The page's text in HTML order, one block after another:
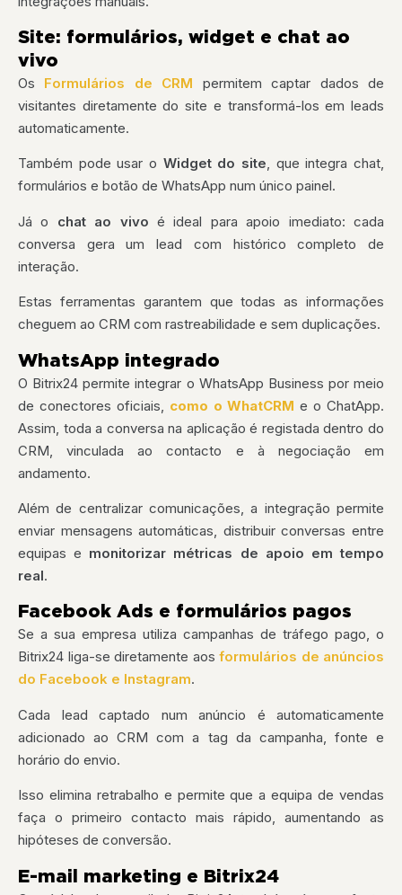
Site: formulários, widget e chat ao
vivo
Os Formulários de CRM permitem captar dados de
visitantes diretamente do site e transformá-los em leads
automaticamente.
Também pode usar o Widget do site, que integra chat,
formulários e botão de WhatsApp num único painel.
Já o chat ao vivo é ideal para apoio imediato: cada
conversa gera um lead com histórico completo de
interação.
Estas ferramentas garantem que todas as informações
cheguem ao CRM com rastreabilidade e sem duplicações.
WhatsApp integrado
O Bitrix24 permite integrar o WhatsApp Business por meio
de conectores oficiais, como o WhatCRM e o ChatApp.
Assim, toda a conversa na aplicação é registada dentro do
CRM, vinculada ao contacto e à negociação em
andamento.
Além de centralizar comunicações, a integração permite
enviar mensagens automáticas, distribuir conversas entre
equipas e monitorizar métricas de apoio em tempo
real.
Facebook Ads e formulários pagos
Se a sua empresa utiliza campanhas de tráfego pago, o
Bitrix24 liga-se diretamente aos formulários de anúncios
do Facebook e Instagram.
Cada lead captado num anúncio é automaticamente
adicionado ao CRM com a tag da campanha, fonte e
horário do envio.
Isso elimina retrabalho e permite que a equipa de vendas
faça o primeiro contacto mais rápido, aumentando as
hipóteses de conversão.
E-mail marketing e Bitrix24